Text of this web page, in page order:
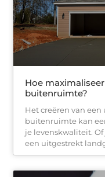
Hoe
buitenruimte?
Het creëren van
buitenruimte kan
je levenskwaliteit.
een uitgestrekt